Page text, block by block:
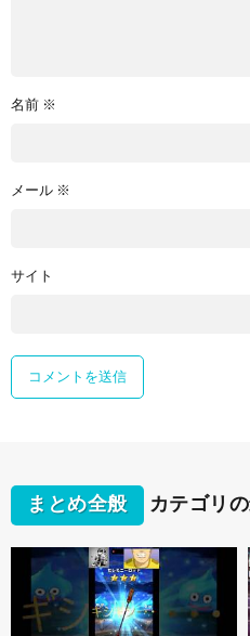
名前 ※
メール ※
サイト
まとめ全般 カテゴリ